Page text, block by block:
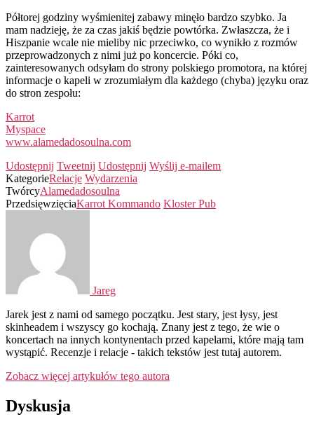
Półtorej godziny wyśmienitej zabawy minęło bardzo szybko. Ja
mam nadzieję, że za czas jakiś będzie powtórka. Zwłaszcza, że i
Hiszpanie wcale nie mieliby nic przeciwko, co wynikło z rozmów
przeprowadzonych z nimi już po koncercie. Póki co,
zainteresowanych odsyłam do strony polskiego promotora, na której
informacje o kapeli w zrozumiałym dla każdego (chyba) języku oraz
do stron zespołu:
Karrot
Myspace
www.alamedadosoulna.com
Udostępnij Tweetnij Udostępnij Wyślij e-mailem
KategorieRelacje Wydarzenia
TwórcyAlamedadosoulna
PrzedsięwzięciaKarrot Kommando Kloster Pub
Jareg
Jarek jest z nami od samego początku. Jest stary, jest łysy, jest
skinheadem i wszyscy go kochają. Znany jest z tego, że wie o
koncertach na innych kontynentach przed kapelami, które mają tam
wystąpić. Recenzje i relacje - takich tekstów jest tutaj autorem.
Zobacz więcej artykułów tego autora
Dyskusja